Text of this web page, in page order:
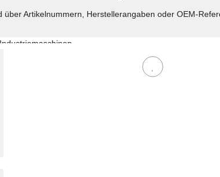
über Artikelnummern, Herstellerangaben oder OEM-
Angebotserstellung durch MDM Parts